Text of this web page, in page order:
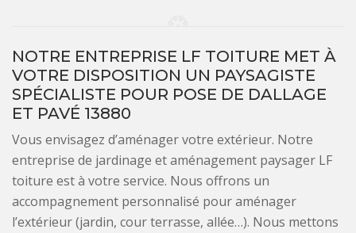
NOTRE ENTREPRISE LF TOITURE MET À
VOTRE DISPOSITION UN PAYSAGISTE
SPÉCIALISTE POUR POSE DE DALLAGE
ET PAVÉ 13880
Vous envisagez d’aménager votre extérieur. Notre
entreprise de jardinage et aménagement paysager LF
toiture est à votre service. Nous offrons un
accompagnement personnalisé pour aménager
l’extérieur (jardin, cour terrasse, allée…). Nous mettons